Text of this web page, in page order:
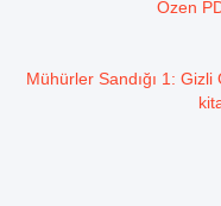
Özen
Mühürler Sandığı 1: